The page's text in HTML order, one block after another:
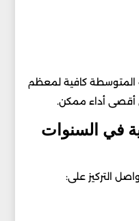
المتوسطة كافية لمعظم
أقصى أداء ممكن.
في السنوات
التركيز على: